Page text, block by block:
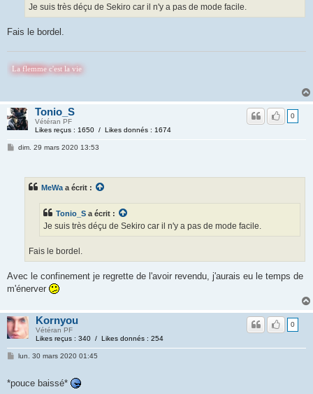
Je suis très déçu de Sekiro car il n'y a pas de mode facile.
Fais le bordel.
c'est la vie
Tonio_S
Vétéran PF
Likes reçus : 1650 / Likes donnés : 1674
0
dim. 29 mars 2020 13:53
MeWa a écrit :
Tonio_S a écrit :
Je suis très déçu de Sekiro car il n'y a pas de mode facile.
Fais le bordel.
Avec le confinement je regrette de l'avoir revendu, j'aurais eu le temps de
m'énerver
Kornyou
Vétéran PF
Likes reçus : 340 / Likes donnés : 254
0
lun. 30 mars 2020 01:45
*pouce baissé*